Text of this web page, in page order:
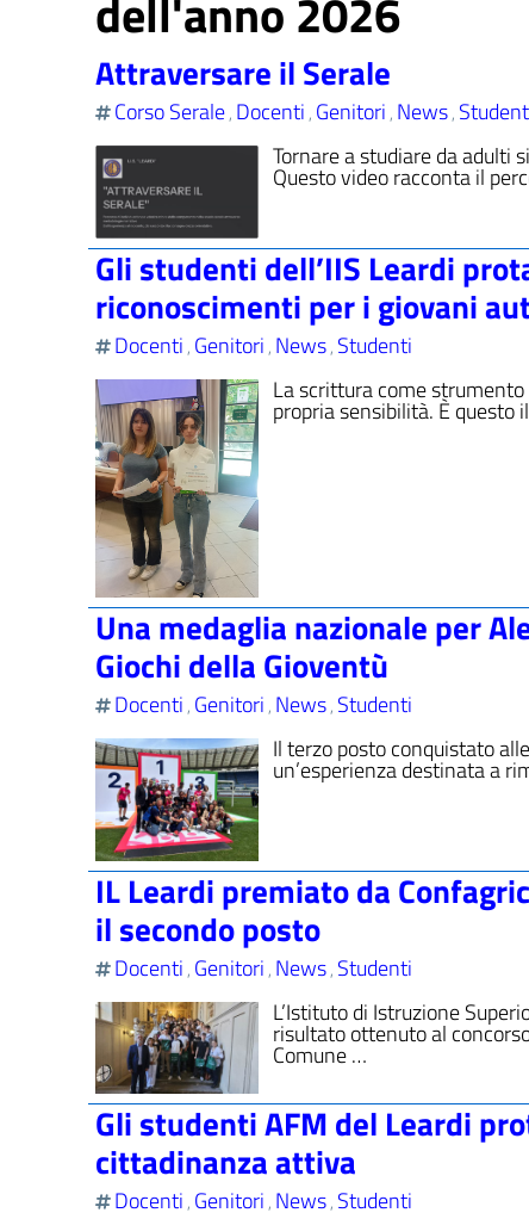
dell'anno 2026
Attraversare il Serale
Corso Serale, Docenti, Genitori, News,
Tornare a studiare da adulti
Questo video racconta il
Gli studenti dell’IIS Leardi
riconoscimenti per i giovani
Docenti, Genitori, News, Studenti
La scrittura come
propria sensibilità. È
Una medaglia nazionale per
Giochi della Gioventù
Docenti, Genitori, News, Studenti
Il terzo posto conquistato
un’esperienza destinata a
IL Leardi premiato da
il secondo posto
Docenti, Genitori, News, Studenti
L’Istituto di Istruzione
risultato ottenuto al
Comune …
Gli studenti AFM del Leardi
cittadinanza attiva
Docenti, Genitori, News, Studenti